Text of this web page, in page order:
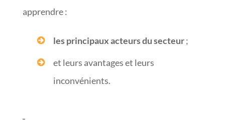
apprendre :
les principaux acteurs du secteur;
et leurs avantages et leurs
inconvénients.